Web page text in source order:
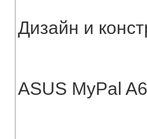
Дизайн и
ASUS MyPal